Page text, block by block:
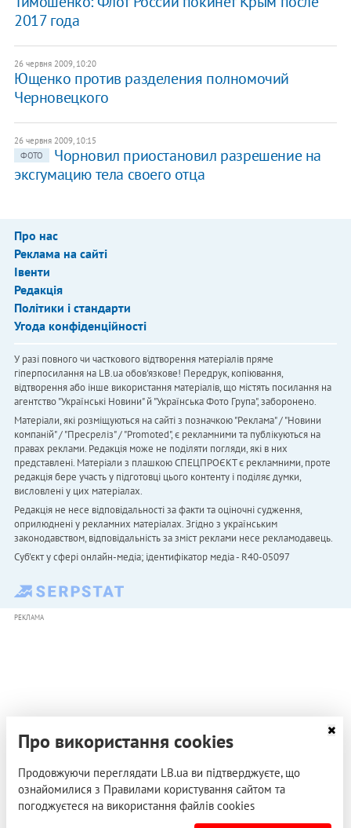
2017 года
26 червня 2009, 10:20
Ющенко против разделения полномочий
Черновецкого
26 червня 2009, 10:15
ФОТО
Чорновил приостановил разрешение на
эксгумацию тела своего отца
Про нас
Реклама на сайті
Івенти
Редакція
Політики і стандарти
Угода конфіденційності
У разі повного чи часткового відтворення матеріалів пряме
гіперпосилання на LB.ua обов'язкове! Передрук, копіювання,
відтворення або інше використання матеріалів, що містять посилання на
агентство "Українськi Новини" й "Українська Фото Група", заборонено.
Матеріали, які розміщуються на сайті з позначкою "Реклама" / "Новини
компаній" / "Пресреліз" / "Promoted", є рекламними та публікуються на
правах реклами. Редакція може не поділяти погляди, які в них
представлені. Матеріали з плашкою СПЕЦПРОЄКТ є рекламними, проте
редакція бере участь у підготовці цього контенту і поділяє думки,
висловлені у цих матеріалах.
Редакція не несе відповідальності за факти та оціночні судження,
оприлюднені у рекламних матеріалах. Згідно з українським
законодавством, відповідальність за зміст реклами несе рекламодавець.
Cуб'єкт у сфері онлайн-медіа; ідентифікатор медіа - R40-05097
РЕКЛАМА
Про використання cookies
Продовжуючи переглядати LB.ua ви підтверджуєте, що
ознайомилися з Правилами користування сайтом та
погоджуєтеся на використання файлів cookies